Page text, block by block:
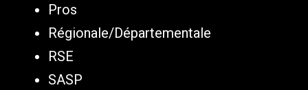
Pros
Régionale/Départementale
RSE
SASP